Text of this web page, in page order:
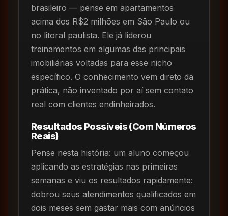
brasileiro — pense em apartamentos
acima dos R$2 milhões em São Paulo ou
no litoral paulista. Ele já liderou
treinamentos em algumas das principais
imobiliárias voltadas para esse nicho
específico. O conhecimento vem direto da
prática, não inventado por aí sem contato
real com clientes endinheirados.
Resultados Possíveis (Com Números
Reais)
Pense nesta história: um aluno começou
aplicando as estratégias nas primeiras
semanas e viu os resultados rapidamente:
dobrou seus atendimentos qualificados em
dois meses sem gastar mais com anúncios